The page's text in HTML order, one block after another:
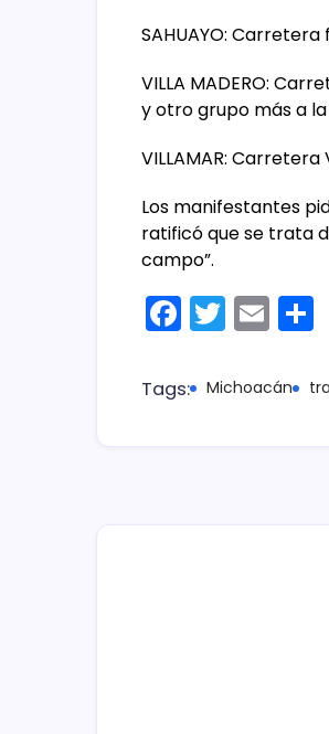
SAHUAYO:
VILLA MADERO:
y otro grupo más a
VILLAMAR:
Los manifestantes
ratificó que se trata
campo”.
F
a
c
T
w
itt
E
m
ai
Tags: Michoacán